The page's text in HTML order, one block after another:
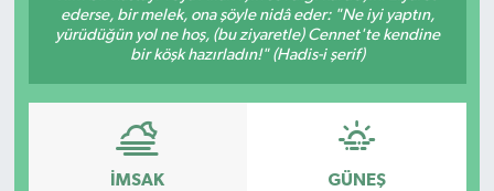
ederse, bir melek, ona şöyle nidâ eder: "Ne iyi yaptın,
yürüdüğün yol ne hoş, (bu ziyaretle) Cennet'te kendine
bir köşk hazırladın!" (Hadis-i şerif)
İMSAK GÜNEŞ
Devrek
ÇEVRE